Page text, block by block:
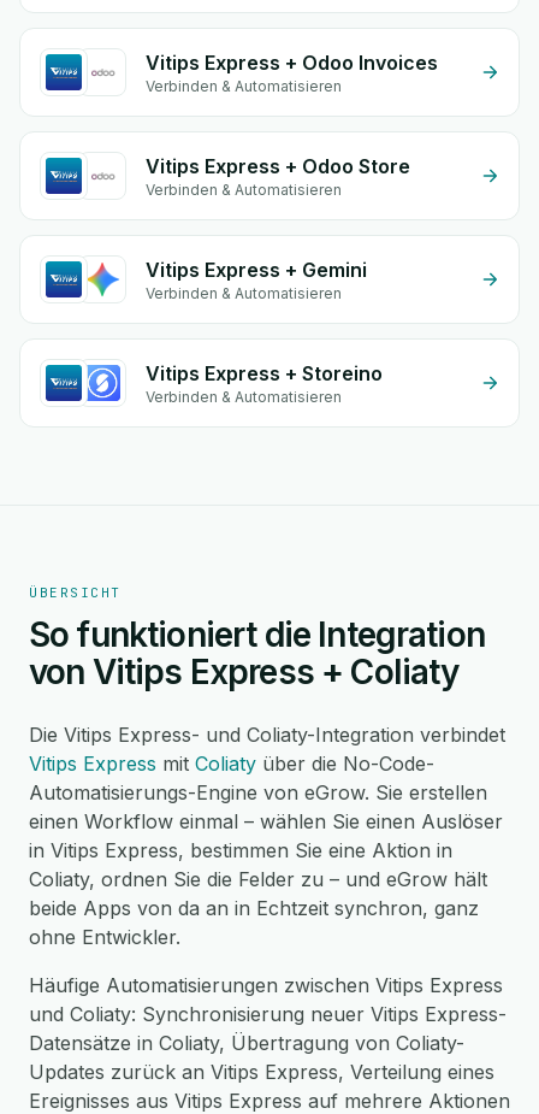
Vitips Express + Odoo Invoices
Verbinden & Automatisieren
Vitips Express + Odoo Store
Verbinden & Automatisieren
Vitips Express + Gemini
Verbinden & Automatisieren
Vitips Express + Storeino
Verbinden & Automatisieren
ÜBERSICHT
So funktioniert die Integration
von Vitips Express + Coliaty
Die Vitips Express- und Coliaty-Integration verbindet
Vitips Express mit Coliaty über die No-Code-
Automatisierungs-Engine von eGrow. Sie erstellen
einen Workflow einmal – wählen Sie einen Auslöser
in Vitips Express, bestimmen Sie eine Aktion in
Coliaty, ordnen Sie die Felder zu – und eGrow hält
beide Apps von da an in Echtzeit synchron, ganz
ohne Entwickler.
Häufige Automatisierungen zwischen Vitips Express
und Coliaty: Synchronisierung neuer Vitips Express-
Datensätze in Coliaty, Übertragung von Coliaty-
Updates zurück an Vitips Express, Verteilung eines
Ereignisses aus Vitips Express auf mehrere Aktionen